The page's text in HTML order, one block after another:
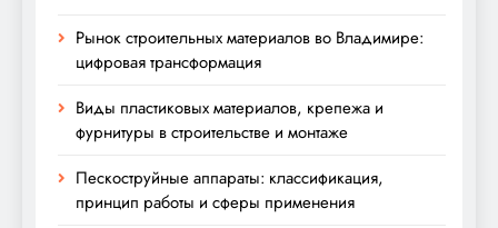
Рынок строительных материалов во Владимире:
цифровая трансформация
Виды пластиковых материалов, крепежа и
фурнитуры в строительстве и монтаже
Пескоструйные аппараты: классификация,
принцип работы и сферы применения